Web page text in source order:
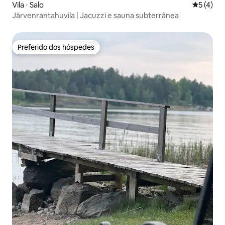
Vila ⋅ Salo 5 de
5 (4)
Järvenrantahuvila | Jacuzzi e sauna subterrânea
Preferido dos hóspedes
Preferido dos hóspedes